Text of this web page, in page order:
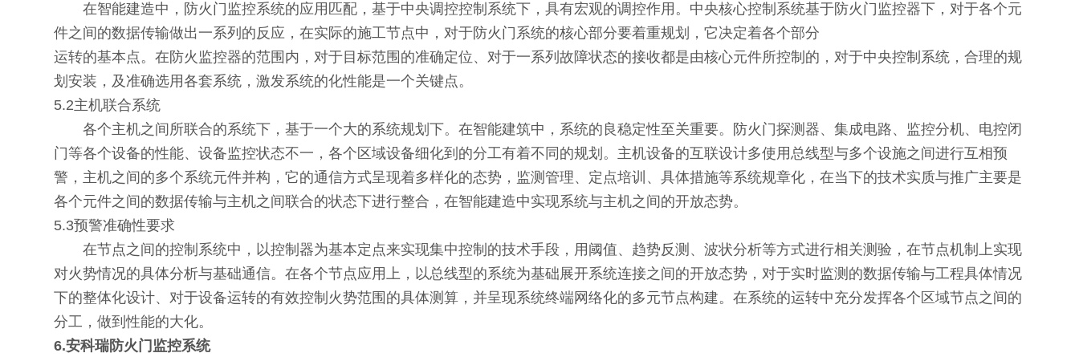
在智能建造中，防火门监控系统的应用匹配，基于中央调控控制系统下，具有宏观的调控作用。中央核心控制系统基于防火门监控器下，对于各个元
件之间的数据传输做出一系列的反应，在实际的施工节点中，对于防火门系统的核心部分要着重规划，它决定着各个部分
运转的基本点。在防火监控器的范围内，对于目标范围的准确定位、对于一系列故障状态的接收都是由核心元件所控制的，对于中央控制系统，合理的规
划安装，及准确选用各套系统，激发系统的化性能是一个关键点。
5.2主机联合系统
各个主机之间所联合的系统下，基于一个大的系统规划下。在智能建筑中，系统的良稳定性至关重要。防火门探测器、集成电路、监控分机、电控闭
门等各个设备的性能、设备监控状态不一，各个区域设备细化到的分工有着不同的规划。主机设备的互联设计多使用总线型与多个设施之间进行互相预
警，主机之间的多个系统元件并构，它的通信方式呈现着多样化的态势，监测管理、定点培训、具体措施等系统规章化，在当下的技术实质与推广主要是
各个元件之间的数据传输与主机之间联合的状态下进行整合，在智能建造中实现系统与主机之间的开放态势。
5.3预警准确性要求
在节点之间的控制系统中，以控制器为基本定点来实现集中控制的技术手段，用阈值、趋势反测、波状分析等方式进行相关测验，在节点机制上实现
对火势情况的具体分析与基础通信。在各个节点应用上，以总线型的系统为基础展开系统连接之间的开放态势，对于实时监测的数据传输与工程具体情况
下的整体化设计、对于设备运转的有效控制火势范围的具体测算，并呈现系统终端网络化的多元节点构建。在系统的运转中充分发挥各个区域节点之间的
分工，做到性能的大化。
6.安科瑞防火门监控系统